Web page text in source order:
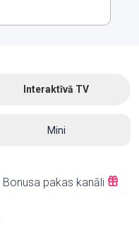
Interaktīvā TV
Mini
Bonusa pakas kanāli